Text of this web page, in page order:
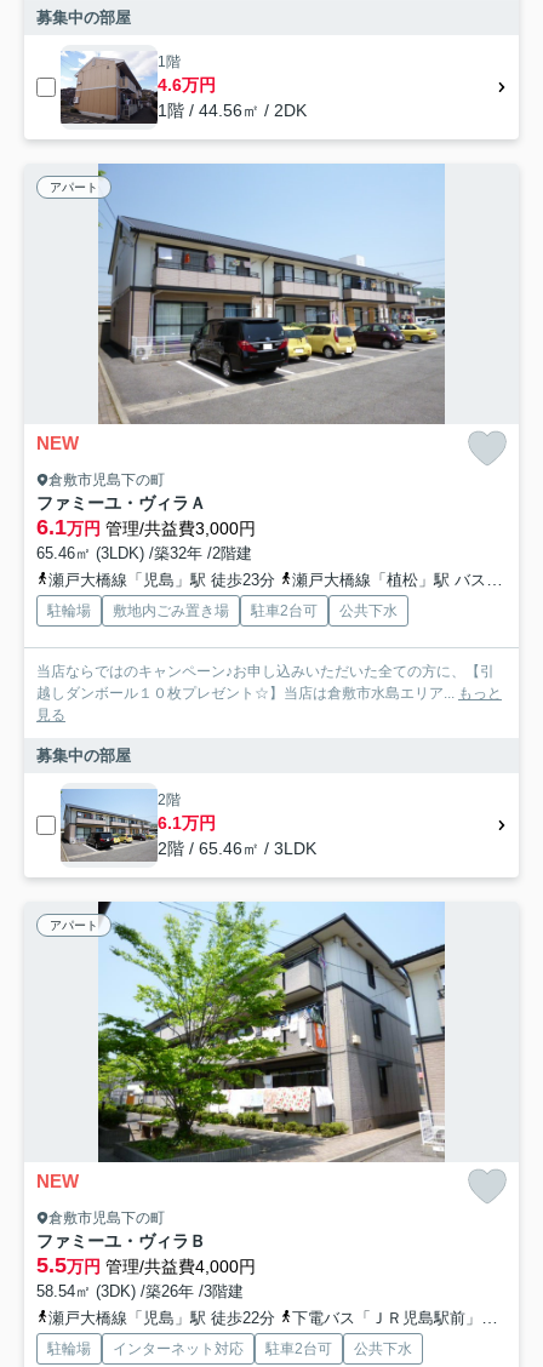
募集中の部屋
1階
4.6万円
1階 / 44.56㎡ / 2DK
アパート
NEW
倉敷市児島下の町
ファミーユ・ヴィラＡ
6.1万円 管理/共益費3,000円
65.46㎡ (3LDK) /築32年 /2階建
瀬戸大橋線「児島」駅 徒歩23分
瀬戸大橋線「植松」駅 バス28分 下電バス「ＪＲ児島駅前」 停歩23分
駐輪場 敷地内ごみ置き場 駐車2台可 公共下水
当店ならではのキャンペーン♪お申し込みいただいた全ての方に、【引
越しダンボール１０枚プレゼント☆】当店は倉敷市水島エリア... もっと
見る
募集中の部屋
2階
6.1万円
2階 / 65.46㎡ / 3LDK
アパート
NEW
倉敷市児島下の町
ファミーユ・ヴィラＢ
5.5万円 管理/共益費4,000円
58.54㎡ (3DK) /築26年 /3階建
瀬戸大橋線「児島」駅 徒歩22分
下電バス「ＪＲ児島駅前」バス停下車 徒歩22分
駐輪場 インターネット対応 駐車2台可 公共下水